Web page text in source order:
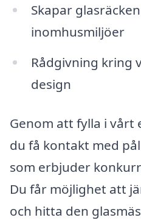
Skapar
inomhusmiljöer
Rådgivning kring
design
Genom att fylla i vårt
du få kontakt med
som erbjuder
Du får möjlighet att
och hitta den